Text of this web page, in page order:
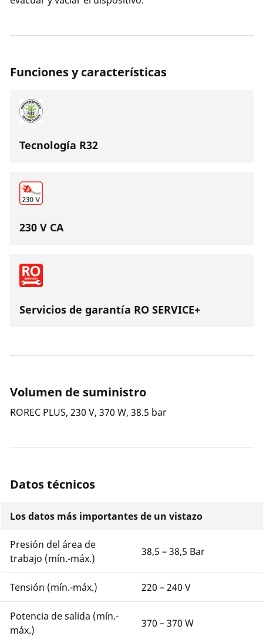
Funciones y características
Tecnología R32
230 V CA
Servicios de garantía RO SERVICE+
Volumen de suministro
ROREC PLUS, 230 V, 370 W, 38.5 bar
Datos técnicos
Los datos más importantes de un vistazo
Presión del área de
trabajo (mín.-máx.)
38,5 – 38,5 Bar
Tensión (mín.-máx.) 220 – 240 V
Potencia de salida (mín.-
máx.)
370 – 370 W